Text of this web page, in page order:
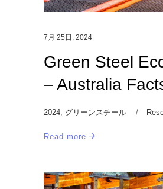
7月 25日, 2024
Green Steel
– Australia
2024, グリーンスチール
Read more